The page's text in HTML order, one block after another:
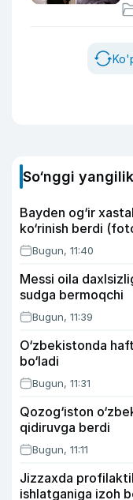
So‘nggi
Bayden og‘ir
ko‘rinish berdi
Bugun, 11:40
Messi oila
sudga bermoqchi
Bugun, 11:39
O‘zbekistonda
bo‘ladi
Bugun, 11:31
Qozog‘iston
qidiruvga berdi
Bugun, 11:11
Jizzaxda
ishlatganiga izoh